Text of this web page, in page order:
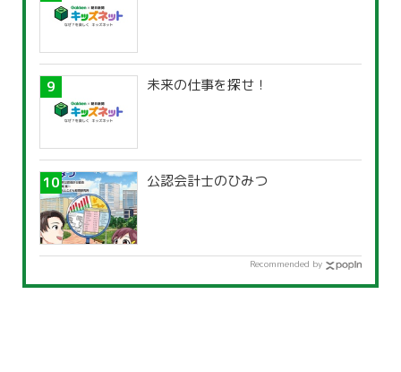
未来の仕事を探せ！
公認会計士のひみつ
Recommended by